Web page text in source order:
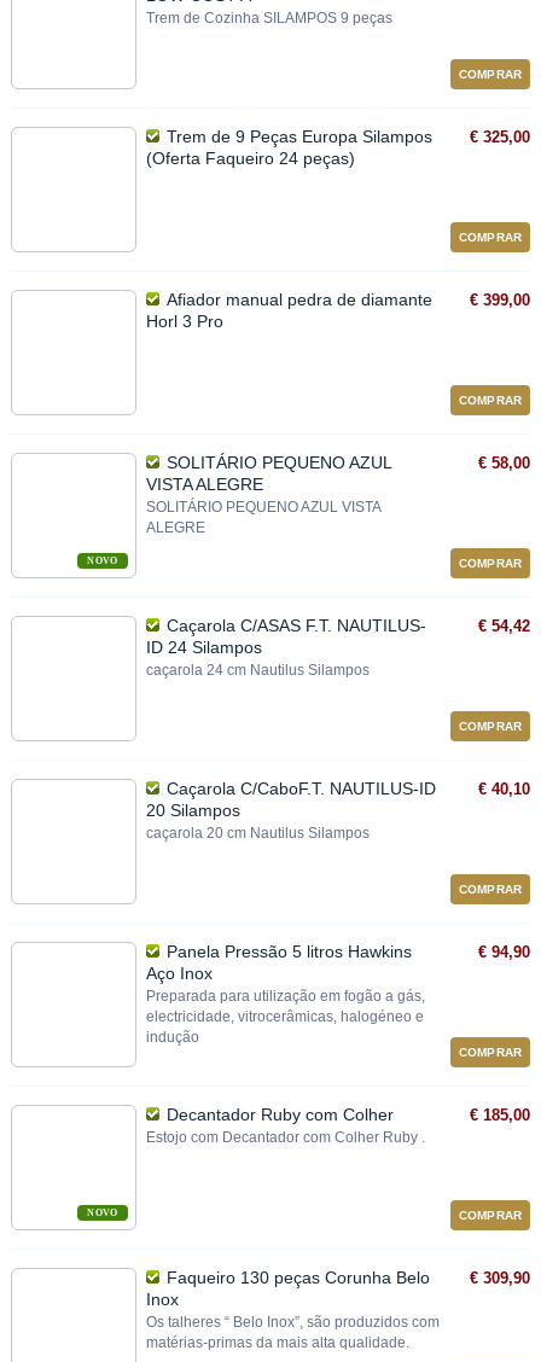
Trem de Cozinha SILAMPOS 9 peças
COMPRAR
Trem de 9 Peças Europa Silampos
(Oferta Faqueiro 24 peças)
€ 325,00
COMPRAR
Afiador manual pedra de diamante
Horl 3 Pro
€ 399,00
COMPRAR
NOVO
SOLITÁRIO PEQUENO AZUL
VISTA ALEGRE
SOLITÁRIO PEQUENO AZUL VISTA
ALEGRE
€ 58,00
COMPRAR
Caçarola C/ASAS F.T. NAUTILUS-
ID 24 Silampos
caçarola 24 cm Nautilus Silampos
€ 54,42
COMPRAR
Caçarola C/CaboF.T. NAUTILUS-ID
20 Silampos
caçarola 20 cm Nautilus Silampos
€ 40,10
COMPRAR
Panela Pressão 5 litros Hawkins
Aço Inox
Preparada para utilização em fogão a gás,
electricidade, vitrocerâmicas, halogéneo e
indução
€ 94,90
COMPRAR
NOVO
Decantador Ruby com Colher
Estojo com Decantador com Colher Ruby .
€ 185,00
COMPRAR
Faqueiro 130 peças Corunha Belo
Inox
Os talheres “ Belo Inox”, são produzidos com
matérias‐primas da mais alta qualidade.
€ 309,90